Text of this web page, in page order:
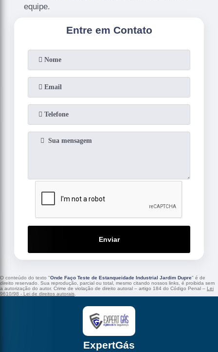
equipe.
Entre em Contato
Enviar
O conteúdo do texto "Onde Faço Teste de Estanqueidade Industrial Jardim Dupre" é de
direito reservado. Sua reprodução, parcial ou total, mesmo citando nossos links, é proibida sem
a autorização do autor. Crime de violação de direito autoral – artigo 184 do Código Penal – Lei
9610/98 - Lei de direitos autorais
ExpertGás